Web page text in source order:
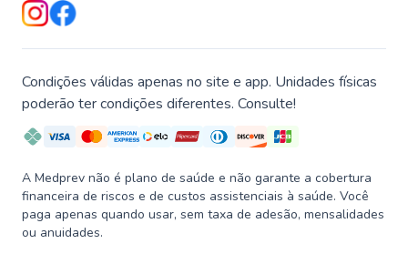
Condições válidas apenas no site e app. Unidades físicas
poderão ter condições diferentes. Consulte!
A Medprev não é plano de saúde e não garante a cobertura
financeira de riscos e de custos assistenciais à saúde. Você
paga apenas quando usar, sem taxa de adesão, mensalidades
ou anuidades.